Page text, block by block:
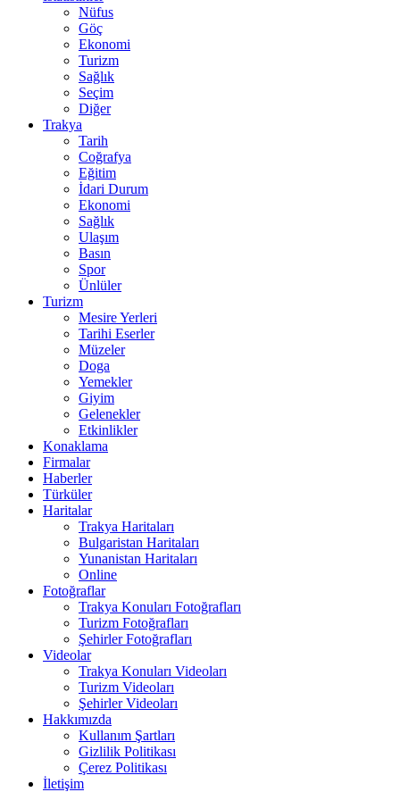
Nüfus
Göç
Ekonomi
Turizm
Sağlık
Seçim
Diğer
Trakya
Tarih
Coğrafya
Eğitim
İdari Durum
Ekonomi
Sağlık
Ulaşım
Basın
Spor
Ünlüler
Turizm
Mesire Yerleri
Tarihi Eserler
Müzeler
Doga
Yemekler
Giyim
Gelenekler
Etkinlikler
Konaklama
Firmalar
Haberler
Türküler
Haritalar
Trakya Haritaları
Bulgaristan Haritaları
Yunanistan Haritaları
Online
Fotoğraflar
Trakya Konuları Fotoğrafları
Turizm Fotoğrafları
Şehirler Fotoğrafları
Videolar
Trakya Konuları Videoları
Turizm Videoları
Şehirler Videoları
Hakkımızda
Kullanım Şartları
Gizlilik Politikası
Çerez Politikası
İletişim